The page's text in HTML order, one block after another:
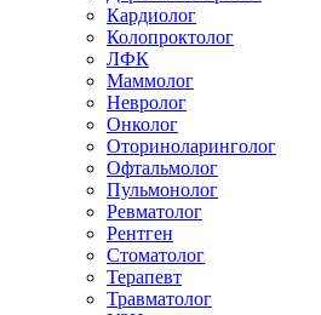
Кардиолог
Колопроктолог
ЛФК
Маммолог
Невролог
Онколог
Оториноларинголог
Офтальмолог
Пульмонолог
Ревматолог
Рентген
Стоматолог
Терапевт
Травматолог